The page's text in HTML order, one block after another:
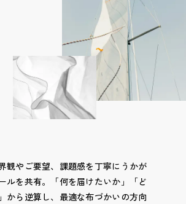
観やご要望、課題感を丁寧にうかが
ルを共有。「何を届けたいか」「ど
から逆算し、最適な布づかいの方向